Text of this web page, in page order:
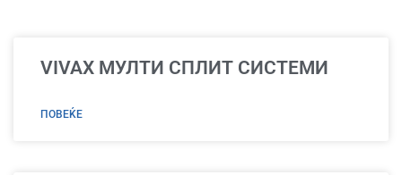
VIVAX МУЛТИ СПЛИТ СИСТЕМИ
ПОВЕЌЕ